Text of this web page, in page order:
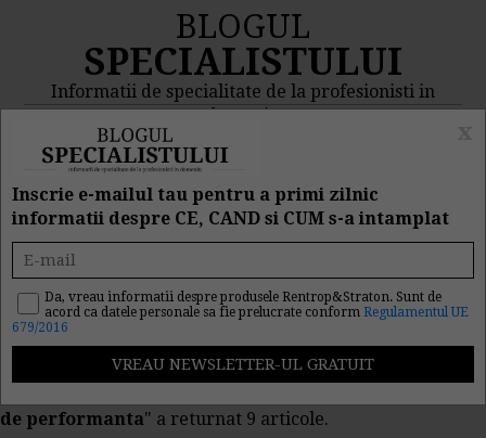
BLOGUL
SPECIALISTULUI
Informatii de specialitate de la profesionisti in
domeniu
MENIU
Rezultat cautare
"obiective de
performanta"
de performanta" a returnat 9 articole.
Inscrie e-mailul tau pentru a primi zilnic
informatii despre CE, CAND si CUM s-a intamplat
Da, vreau informatii despre produsele Rentrop&Straton. Sunt de
acord ca datele personale sa fie prelucrate conform Regulamentul UE
679/2016